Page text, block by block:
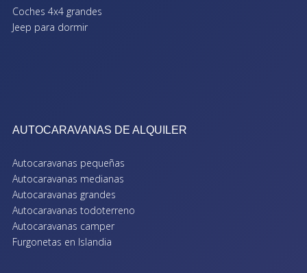
Coches 4x4 grandes
Jeep para dormir
AUTOCARAVANAS DE ALQUILER
Autocaravanas pequeñas
Autocaravanas medianas
Autocaravanas grandes
Autocaravanas todoterreno
Autocaravanas camper
Furgonetas en Islandia